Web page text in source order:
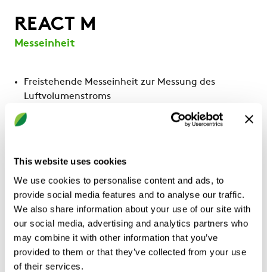
This website uses cookies
We use cookies to personalise content and ads, to
provide social media features and to analyse our traffic.
We also share information about your use of our site with
our social media, advertising and analytics partners who
may combine it with other information that you’ve
provided to them or that they’ve collected from your use
of their services.
REACT M
Messeinheit
Freistehende Messeinheit zur Messung des
Luftvolumenstroms
Schnelles Ablesen auf dem Display des Regulators
Schnelle Parametereinstellung
Runder Anschluss: Ø 100-630 mm
Rechteckiger Anschluss: 200x200–1400x700 mm
Funktion
Messung
Ausführung
Rund, Rechteckig
Mehr zeigen